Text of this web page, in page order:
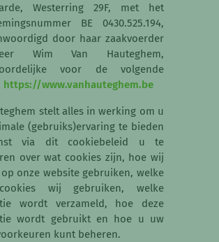
Westerring 29F, met het
BE 0430.525.194,
door haar zaakvoerder
Wim Van Hauteghem,
voor de volgende
https://www.vanhauteghem.be
stelt alles in werking om u
(gebruiks)ervaring te bieden
via dit cookiebeleid u te
over wat cookies zijn, hoe wij
onze website gebruiken, welke
wij gebruiken, welke
wordt verzameld, hoe deze
wordt gebruikt en hoe u uw
kunt beheren.